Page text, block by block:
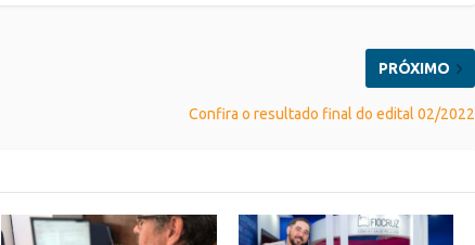
PRÓXIMO
Confira o resultado final do edital 02/2022